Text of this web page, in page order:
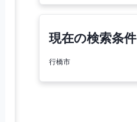
現在の検索条件
行橋市